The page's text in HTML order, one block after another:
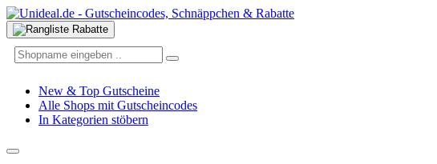
New & Top Gutscheine
Alle Shops mit Gutscheincodes
In Kategorien stöbern